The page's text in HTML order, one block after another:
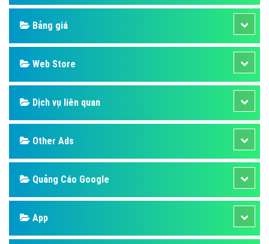
Design
SEO
Banner
Facebook